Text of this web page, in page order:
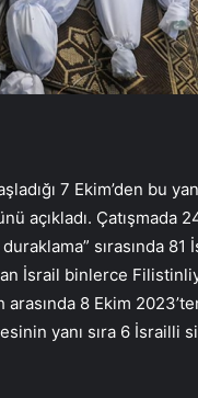
7 Ekim’den bu
Çatışmada
sırasında
İsrail binlerce
8 Ekim
yanı sıra 6 İsrailli